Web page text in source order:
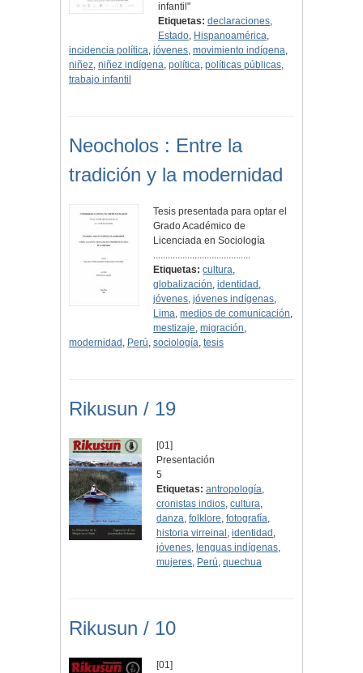
infantil"
Etiquetas: declaraciones,
Estado, Hispanoamérica,
incidencia política, jóvenes, movimiento indígena,
niñez, niñez indígena, política, políticas públicas,
trabajo infantil
Neocholos : Entre la
tradición y la modernidad
Tesis presentada para optar el
Grado Académico de
Licenciada en Sociología
........................................
Etiquetas: cultura,
globalización,identidad ,
jóvenes,jóvenes indígenas,
Lima,medios de comunicación,
mestizaje,migración,
modernidad , Perú, sociología, tesis
Rikusun / 19
[01]
Presentación
5
Etiquetas: antropología,
cronistas indios,cultura,
danza,folklore,fotografía,
historia virreinal ,identidad ,
jóvenes, lenguas indígenas,
mujeres, Perú,quechua
Rikusun / 10
[01]